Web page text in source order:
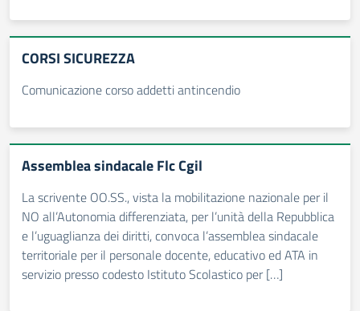
CORSI SICUREZZA
Comunicazione corso addetti antincendio
Assemblea sindacale Flc Cgil
La scrivente OO.SS., vista la mobilitazione nazionale per il
NO all’Autonomia differenziata, per l’unità della Repubblica
e l’uguaglianza dei diritti, convoca l’assemblea sindacale
territoriale per il personale docente, educativo ed ATA in
servizio presso codesto Istituto Scolastico per […]